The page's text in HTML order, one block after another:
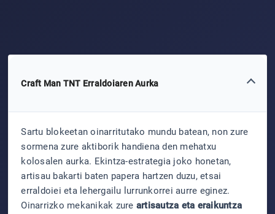
Craft Man TNT Erraldoiaren Aurka
Sartu blokeetan oinarritutako mundu batean, non zure
sormena zure aktiborik handiena den mehatxu
kolosalen aurka. Ekintza-estrategia joko honetan,
artisau bakarti baten papera hartzen duzu, etsai
erraldoiei eta lehergailu lurrunkorrei aurre eginez.
Oinarrizko mekanikak zure artisautza eta eraikuntza